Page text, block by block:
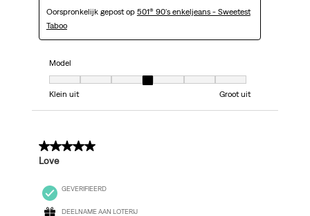
Oorspronkelijk gepost op 501® 90's enkeljeans - Sweetest
Taboo
Model
Klein uit
Groot uit
5 van 5 sterren.
Love
GEVERIFIEERD
DEELNAME AAN LOTERIJ